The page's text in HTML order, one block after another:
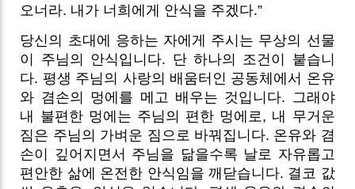
오너라. 내가 너희에게 안식을 주겠다.”
당신의 초대에 응하는 자에게 주시는 무상의 선물
이 주님의 안식입니다. 단 하나의 조건이 붙습니
다. 평생 주님의 사랑의 배움터인 공동체에서 온유
와 겸손의 멍에를 메고 배우는 것입니다. 그래야
내 불편한 멍에는 주님의 편한 멍에로, 내 무거운
짐은 주님의 가벼운 짐으로 바꿔집니다. 온유와 겸
손이 깊어지면서 주님을 닮을수록 날로 자유롭고
편안한 삶에 온전한 안식임을 깨닫습니다. 결코 값